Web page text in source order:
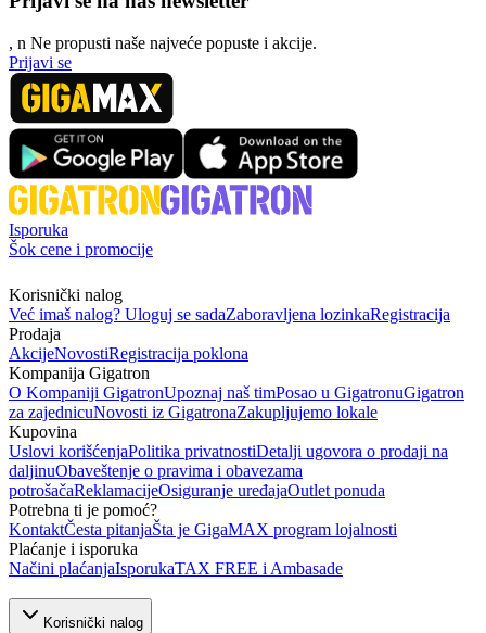
, n Ne propusti naše najveće popuste i akcije.
Prijavi se
Isporuka
Šok cene i promocije
Korisnički nalog
Već imaš nalog? Uloguj se sadaZaboravljena lozinkaRegistracija
Prodaja
AkcijeNovostiRegistracija poklona
Kompanija Gigatron
O Kompaniji GigatronUpoznaj naš timPosao u GigatronuGigatron
za zajednicuNovosti iz GigatronaZakupljujemo lokale
Kupovina
Uslovi korišćenjaPolitika privatnostiDetalji ugovora o prodaji na
daljinuObaveštenje o pravima i obavezama
potrošačaReklamacijeOsiguranje uređajaOutlet ponuda
Potrebna ti je pomoć?
KontaktČesta pitanjaŠta je GigaMAX program lojalnosti
Plaćanje i isporuka
Načini plaćanjaIsporukaTAX FREE i Ambasade
Korisnički nalog